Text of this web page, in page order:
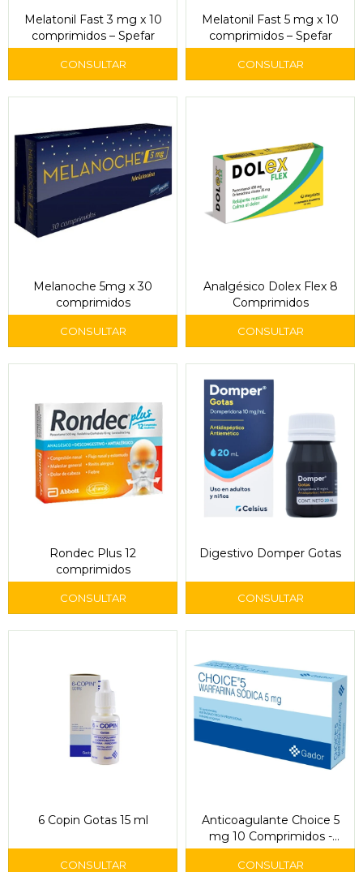
Melatonil Fast 3 mg x 10
comprimidos – Spefar
Melatonil Fast 5 mg x 10
comprimidos – Spefar
Melanoche 5mg x 30
comprimidos
Analgésico Dolex Flex 8
Comprimidos
Rondec Plus 12
comprimidos
Digestivo Domper Gotas
6 Copin Gotas 15 ml
Anticoagulante Choice 5
mg 10 Comprimidos -
Gador